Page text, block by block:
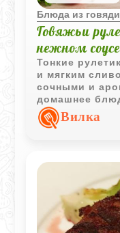
Блюда из
Говяжьи
нежном соусе
Тонкие
и мягким
сочными и
домашнее
сочетается с
овощами.
Вилка